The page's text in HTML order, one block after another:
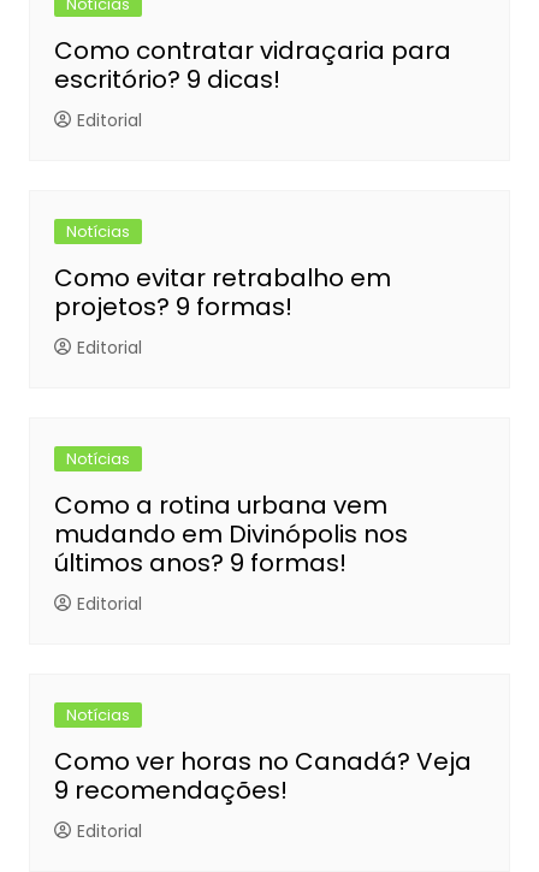
Como contratar vidraçaria para
escritório? 9 dicas!
Editorial
Notícias
Como evitar retrabalho em
projetos? 9 formas!
Editorial
Notícias
Como a rotina urbana vem
mudando em Divinópolis nos
últimos anos? 9 formas!
Editorial
Notícias
Como ver horas no Canadá? Veja
9 recomendações!
Editorial